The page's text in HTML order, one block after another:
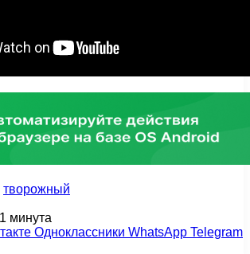
творожный
минута
Одноклассники WhatsApp Telegram